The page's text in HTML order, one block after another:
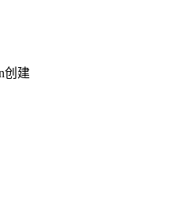
创建